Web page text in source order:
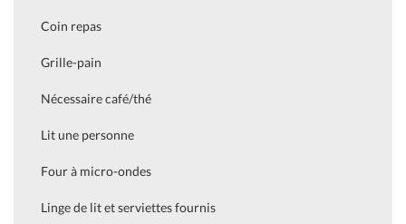
Coin repas
Grille-pain
Nécessaire café/thé
Lit une personne
Four à micro-ondes
Linge de lit et serviettes fournis